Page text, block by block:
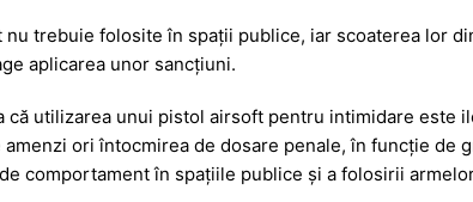
nu trebuie folosite în spații publice, iar scoaterea lor
aplicarea unor sancțiuni.
că utilizarea unui pistol airsoft pentru intimidare este
ori întocmirea de dosare penale, în funcție de
comportament în spațiile publice și a folosirii